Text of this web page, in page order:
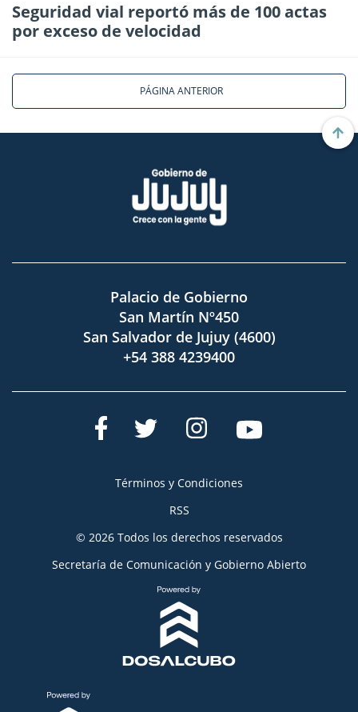
Seguridad vial reportó más de 100 actas
por exceso de velocidad
PÁGINA ANTERIOR
Palacio de Gobierno
San Martín Nº450
San Salvador de Jujuy (4600)
+54 388 4239400
Términos y Condiciones
RSS
© 2026 Todos los derechos reservados
Secretaría de Comunicación y Gobierno Abierto